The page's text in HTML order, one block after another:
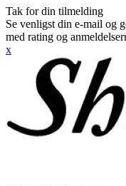
Tak for din tilmelding
Se venligst din e-mail og
med rating og
x